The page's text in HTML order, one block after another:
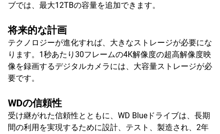
ブでは、最大12TBの容量を追加できます。
将来的な計画
テクノロジーが進化すれば、大きなストレージが必要にな
ります。1秒あたり30フレームの4K解像度の超高解像度映
像を録画するデジタルカメラには、大容量ストレージが必
要です。
WDの信頼性
受け継がれた信頼性とともに、WD Blueドライブは、長期
間の利用を実現するために設計、テスト、製造され、2年